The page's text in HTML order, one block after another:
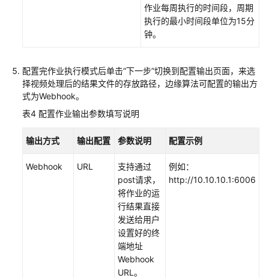
作业每周执行的时间段，周期
执行的最小时间段单位为15分
钟。
配置完作业执行模式后单击“下一步”切换到配置输出页面，来选
择视频处理后的结果文件的存放路径，边缘算法可配置的输出方
式为Webhook。
表4 配置作业输出参数填写说明
输出方式 输出配置 参数说明 配置示例
Webhook URL
支持通过
post请求，
将作业的运
行结果直接
发送给用户
设置好的终
端地址
Webhook
URL。
例如：
http://10.10.10.1:6006